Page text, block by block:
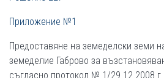
Приложение №1
Предоставяне на земеделски земи
земеделие Габрово за
съгласно протокол № 1/29.12.2008